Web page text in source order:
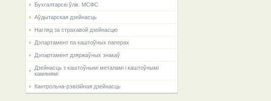
Бухгалтарскі ўлік. МСФС
Аўдытарская дзейнасць
Нагляд за страхавой дзейнасцю
Дэпартамент па каштоўных паперах
Дэпартамент дзяржаўных знакаў
Дзейнасць з каштоўнымі металамі і каштоўнымі
камянямі
Кантрольна-рэвізійная дзейнасць